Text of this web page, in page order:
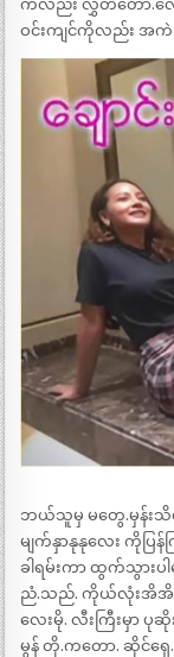
ကလည်း လွှတ်တော.လေ ဟွ
ဝင်းကျင်ကိုလည်း အကဲ
ဘယ်သူမှ မတွေ.မှန်းသိတ
မျက်နှာနုနုလေး ကိုပြန်
ခါရမ်းကာ ထွက်သွားပ
ညံ.သည်. ကိုယ်လုံးအိအိ
လေးမို. လီးကြီးမှာ ပု
မွန် တို.ကတော. ဆိုင်ရှေ.